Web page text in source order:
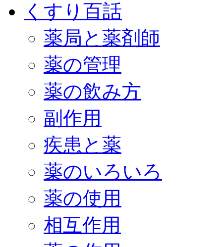
くすり百話
薬局と薬剤師
薬の管理
薬の飲み方
副作用
疾患と薬
薬のいろいろ
薬の使用
相互作用